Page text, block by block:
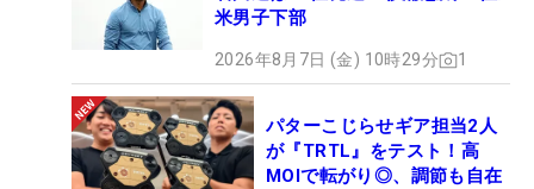
米男子下部
2026年8月7日 (金) 10時29分 1
パターこじらせギア担当2人
が『TRTL』をテスト！高
MOIで転がり◎、調節も自在